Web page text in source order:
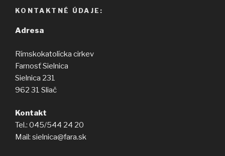
KONTAKTNÉ ÚDAJE:
Adresa
Rímskokatolícka cirkev
Farnosť Sielnica
Sielnica 231
962 31 Sliač
Kontakt
Tel.: 045/544 24 20
Mail: sielnica@fara.sk